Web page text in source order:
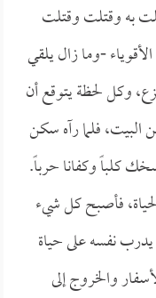
به وقتلت وقتلت
-وما زال يلقي
وكل لحظة يتوقع أن
البيت، فلما رآه سكن
كلباً وكفانا حرباً.
فأصبح كل شيء
نفسه على حياة
والخروج إلى